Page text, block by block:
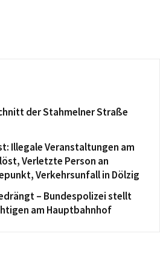
der Stahmelner Straße
Illegale Veranstaltungen am
Verletzte Person an
Verkehrsunfall in Dölzig
– Bundespolizei stellt
am Hauptbahnhof